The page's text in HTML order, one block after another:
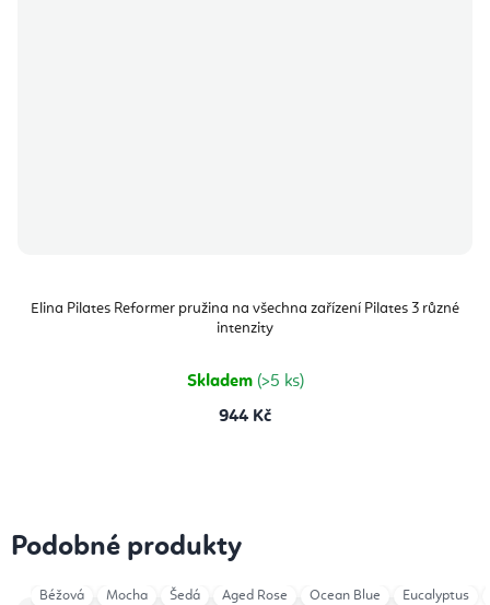
Elina Pilates Reformer pružina na všechna zařízení Pilates 3 různé
intenzity
Skladem (>5 ks)
944 Kč
Podobné produkty
Béžová Mocha Šedá Aged Rose Ocean Blue Eucalyptus